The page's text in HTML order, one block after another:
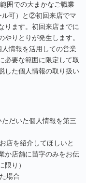
囲での大まかなご職業
可）と②初回来店でマ
ります。初回来店までに
りとりが発生します。
情報を活用しての営業
必要な範囲に限定して取
した個人情報の取り扱い
だいた個人情報を第三
店を紹介してほしいと
か店舗に苗字のみをお伝
限り）
場合